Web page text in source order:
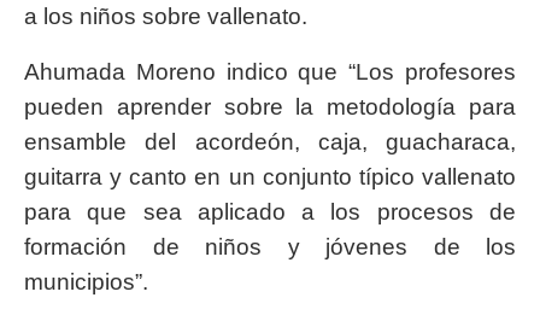
a los niños sobre vallenato.
Ahumada Moreno indico que “Los profesores
pueden aprender sobre la metodología para
ensamble del acordeón, caja, guacharaca,
guitarra y canto en un conjunto típico vallenato
para que sea aplicado a los procesos de
formación de niños y jóvenes de los
municipios”.